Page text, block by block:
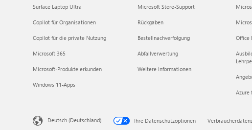
Surface Laptop Ultra
Copilot für Organisationen
Copilot für die private Nutzung
Microsoft 365
Microsoft-Produkte erkunden
Windows 11-Apps
Microsoft Store-Support
Rückgaben
Bestellnachverfolgung
Abfallverwertung
Weitere Informationen
Office
Azure
Deutsch (Deutschland) Ihre Datenschutzoptionen